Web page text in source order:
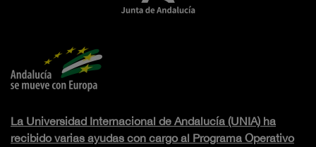
La Universidad Internacional de Andalucía (UNIA) ha
recibido varias ayudas con cargo al Programa Operativo